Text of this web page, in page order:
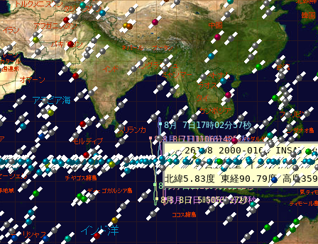
8月 6日22時59分12秒
8月 7日 5時00分27秒
8月 7日11時01分42秒
8月 7日17時02分57秒
8月 7日23時04分12秒
8月 8日 5時05分27秒
8月 8日11時06分42秒
26108 2000-016B INSAT
多目的衛星 インサット 3B
北緯5.83度 東経90.79度 高度